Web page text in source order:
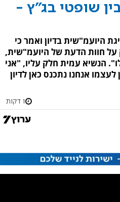
שופטי בג"ץ -
היועמ"שית בדיון ואמר כי
חוות הדעת של היועמ"שית,
הנשיא עמית חלק עליו, "אני
אנחנו נתכנס כאן לדיון
1 דקות